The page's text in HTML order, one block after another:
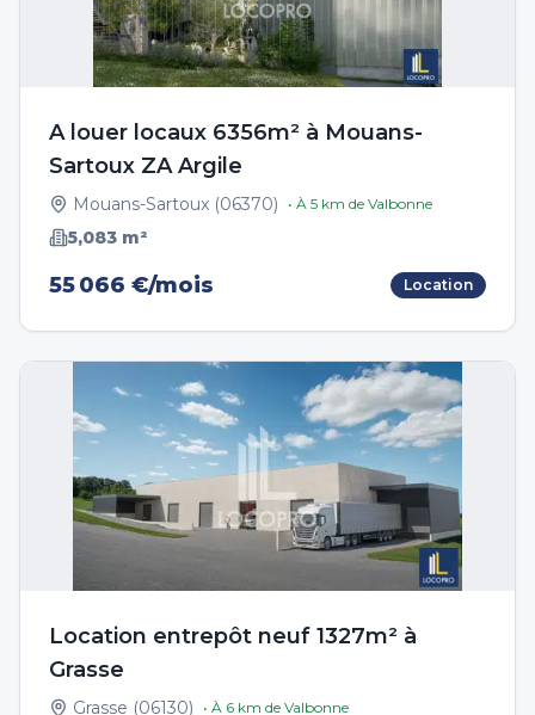
A louer locaux 6356m² à Mouans-
Sartoux ZA Argile
Mouans-Sartoux (06370) • À 5 km de Valbonne
5,083 m²
55 066 €/mois Location
Location entrepôt neuf 1327m² à
Grasse
Grasse (06130) • À 6 km de Valbonne